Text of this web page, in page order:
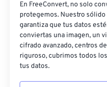
En FreeConvert, no solo
protegemos. Nuestro
garantiza que tus datos
conviertas una imagen, un
cifrado avanzado, centros
riguroso, cubrimos todos
tus datos.